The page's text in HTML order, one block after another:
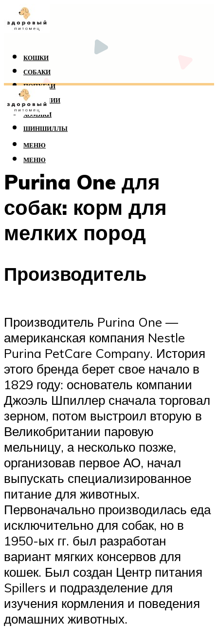
КОШКИ
СОБАКИ
ПОПУГАИ
РЕПТИЛИИ
ХОМЯКИ
ШИНШИЛЛЫ
МЕНЮ
МЕНЮ
Purina One для
собак: корм для
мелких пород
Производитель
Производитель Purina One —
американская компания Nestle
Purina PetCare Company. История
этого бренда берет свое начало в
1829 году: основатель компании
Джоэль Шпиллер сначала торговал
зерном, потом выстроил вторую в
Великобритании паровую
мельницу, а несколько позже,
организовав первое АО, начал
выпускать специализированное
питание для животных.
Первоначально производилась еда
исключительно для собак, но в
1950-ых гг. был разработан
вариант мягких консервов для
кошек. Был создан Центр питания
Spillers и подразделение для
изучения кормления и поведения
домашних животных.